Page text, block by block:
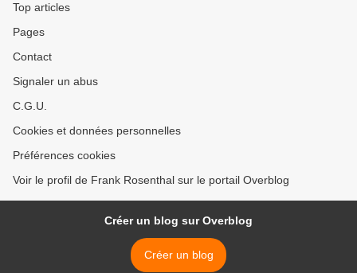
Top articles
Pages
Contact
Signaler un abus
C.G.U.
Cookies et données personnelles
Préférences cookies
Voir le profil de Frank Rosenthal sur le portail Overblog
Créer un blog sur Overblog
Créer un blog